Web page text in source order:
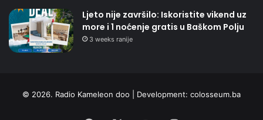
Ljeto nije završilo: Iskoristite vikend uz
more i 1 noćenje gratis u Baškom Polju
3 weeks ranije
© 2026. Radio Kameleon doo | Development: colosseum.ba